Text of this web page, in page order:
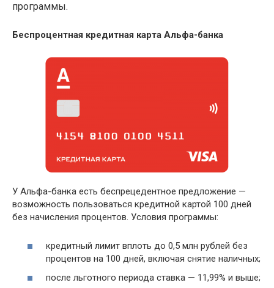
программы.
Беспроцентная кредитная карта Альфа-банка
У Альфа-банка есть беспрецедентное предложение —
возможность пользоваться кредитной картой 100 дней
без начисления процентов. Условия программы:
кредитный лимит вплоть до 0,5 млн рублей без
процентов на 100 дней, включая снятие наличных;
после льготного периода ставка — 11,99% и выше;